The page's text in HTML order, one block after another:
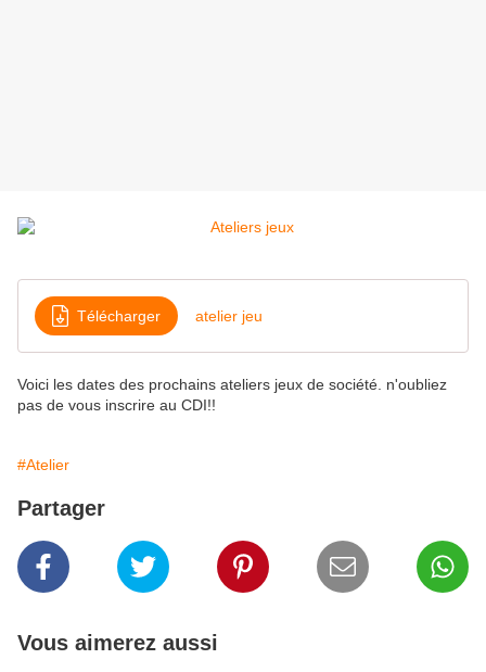
Télécharger atelier jeu
Voici les dates des prochains ateliers jeux de société. n'oubliez
pas de vous inscrire au CDI!!
#Atelier
Partager
Vous aimerez aussi